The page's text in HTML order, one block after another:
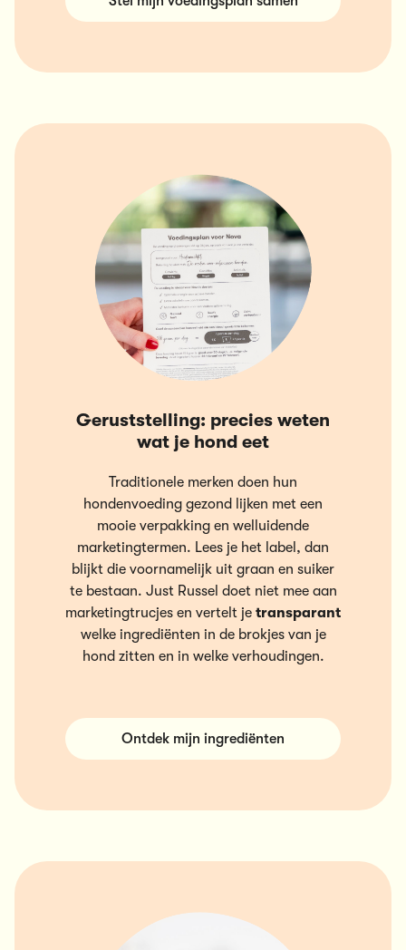
Geruststelling: precies weten
wat je hond eet
Traditionele merken doen hun
hondenvoeding gezond lijken met een
mooie verpakking en welluidende
marketingtermen. Lees je het label, dan
blijkt die voornamelijk uit graan en suiker
te bestaan. Just Russel doet niet mee aan
marketingtrucjes en vertelt je transparant
welke ingrediënten in de brokjes van je
hond zitten en in welke verhoudingen.
Ontdek mijn ingrediënten